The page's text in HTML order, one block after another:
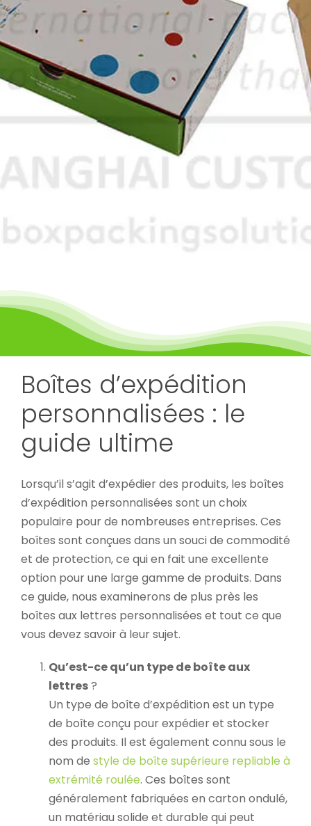
Boîtes d’expédition
personnalisées : le
guide ultime
Lorsqu’il s’agit d’expédier des produits, les boîtes
d’expédition personnalisées sont un choix
populaire pour de nombreuses entreprises. Ces
boîtes sont conçues dans un souci de commodité
et de protection, ce qui en fait une excellente
option pour une large gamme de produits. Dans
ce guide, nous examinerons de plus près les
boîtes aux lettres personnalisées et tout ce que
vous devez savoir à leur sujet.
Qu’est-ce qu’un type de boîte aux
lettres?
Un type de boîte d’expédition est un type
de boîte conçu pour expédier et stocker
des produits. Il est également connu sous le
nom de style de boîte supérieure repliable à
extrémité roulée. Ces boîtes sont
généralement fabriquées en carton ondulé,
un matériau solide et durable qui peut